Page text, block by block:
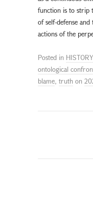
function is to strip
of self-defense
actions of the
Posted in HISTORY
ontological
blame, truth on